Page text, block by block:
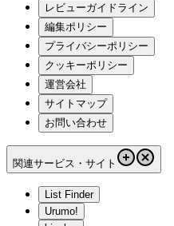
レビューガイドライン
編集ポリシー
プライバシーポリシー
クッキーポリシー
運営会社
サイトマップ
お問い合わせ
関連サービス・サイト
List Finder
Urumo!